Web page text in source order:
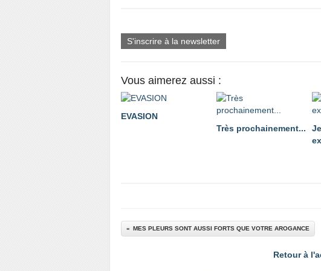
S'inscrire à la newsletter
Vous aimerez aussi :
EVASION
Très prochainement...
MES PLEURS SONT AUSSI FORTS QUE VOTRE AROGANCE
Retour à